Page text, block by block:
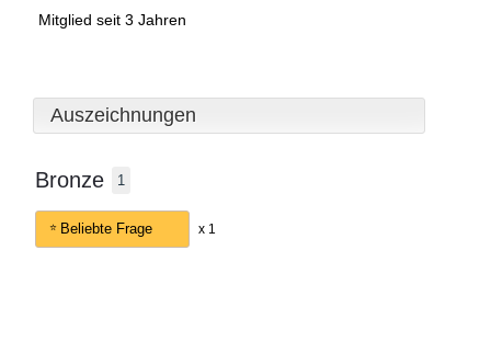
Mitglied seit 3 Jahren
Auszeichnungen
Bronze 1
Beliebte Frage x 1